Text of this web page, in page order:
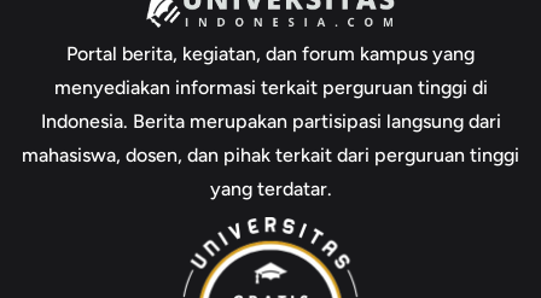
Portal berita, kegiatan, dan forum kampus yang
menyediakan informasi terkait perguruan tinggi di
Indonesia. Berita merupakan partisipasi langsung dari
mahasiswa, dosen, dan pihak terkait dari perguruan tinggi
yang terdatar.